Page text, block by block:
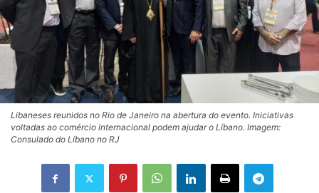
Libaneses reunidos no Rio de Janeiro na abertura do evento. Iniciativas
voltadas ao comércio internacional podem ajudar o Líbano. Imagem:
Consulado do Líbano no RJ